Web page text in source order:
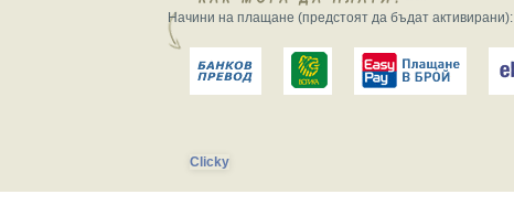
Начини на плащане (предстоят да бъдат активирани):
Clicky